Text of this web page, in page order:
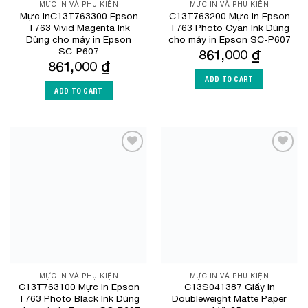
MỰC IN VÀ PHỤ KIỆN
Mực inC13T763300 Epson
T763 Vivid Magenta Ink
Dùng cho máy in Epson
SC-P607
861,000 ₫
ADD TO CART
MỰC IN VÀ PHỤ KIỆN
C13T763200 Mực in Epson
T763 Photo Cyan Ink Dùng
cho máy in Epson SC-P607
861,000 ₫
ADD TO CART
MỰC IN VÀ PHỤ KIỆN
C13T763100 Mực in Epson
T763 Photo Black Ink Dùng
MỰC IN VÀ PHỤ KIỆN
C13S041387 Giấy in
Doubleweight Matte Paper